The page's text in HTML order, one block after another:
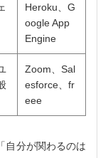
Heroku、G
oogle App
Engine
Zoom、Sal
esforce、fr
eee
自分が関わるのは